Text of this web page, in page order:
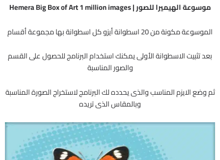
موسوعة الهيميرا للصور | Hemera Big Box of Art 1 million images
الموسوعة مكونة من 20 اسطوانة أيزو كل اسطوانة بها مجموعة أقسام
بعد تثبيت الاسطوانة الأولى يمكنك استخدام البرنامج للحصول على القسم
والصور المناسبة
ثم وضع الايزم المناسب والذى يحدده لك البرنامج لاستخراج الصورة المناسبة
وبالمقاس الذى تريده